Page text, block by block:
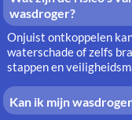
wasdroger?
Onjuist ontkoppelen
waterschade of zelfs
stappen en
Kan ik mijn